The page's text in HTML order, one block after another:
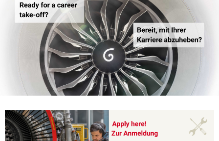
Im Fokus: Mechaniker-Positionen
FAQ
Bewerbungstipps